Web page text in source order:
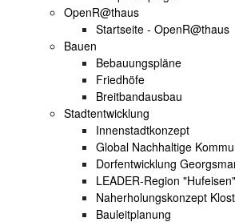
OpenR@thaus
Startseite - OpenR@thaus
Bauen
Bebauungspläne
Friedhöfe
Breitbandausbau
Stadtentwicklung
Innenstadtkonzept
Global Nachhaltige
Dorfentwicklung
LEADER-Region "Hufeisen"
Naherholungskonzept
Bauleitplanung